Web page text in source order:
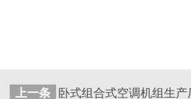
上一条 卧式组合式空调机组生产厂家哪家好